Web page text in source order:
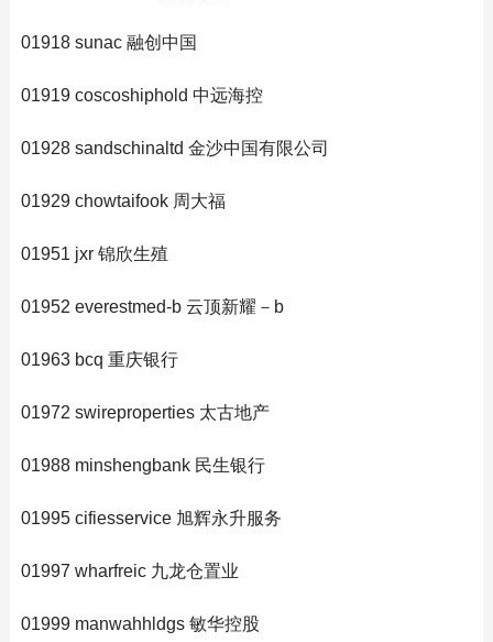
01918 sunac 融创中国
01919 coscoshiphold 中远海控
01928 sandschinaltd 金沙中国有限公司
01929 chowtaifook 周大福
01951 jxr 锦欣生殖
01952 everestmed-b 云顶新耀－b
01963 bcq 重庆银行
01972 swireproperties 太古地产
01988 minshengbank 民生银行
01995 cifiesservice 旭辉永升服务
01997 wharfreic 九龙仓置业
01999 manwahhldgs 敏华控股